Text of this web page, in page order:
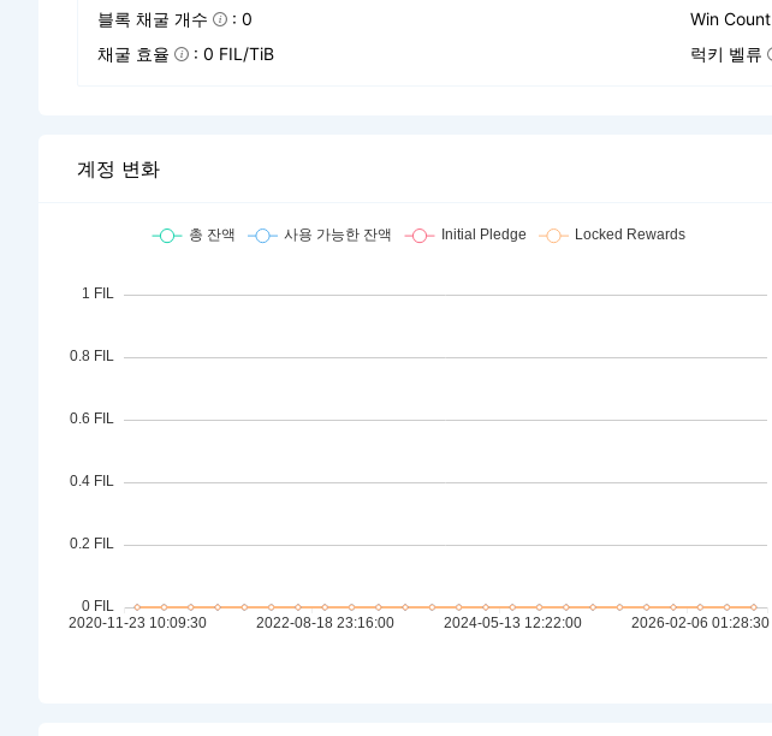
블록 채굴 개수
: 0 Win Count
채굴 효율
: 0 FIL/TiB 럭키 벨류
계정 변화